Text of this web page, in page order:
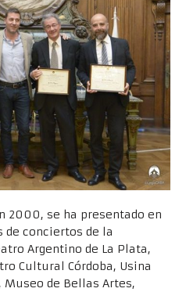
2000, se ha presentado en
de conciertos de la
Argentino de La Plata,
Cultural Córdoba, Usina
Museo de Bellas Artes,